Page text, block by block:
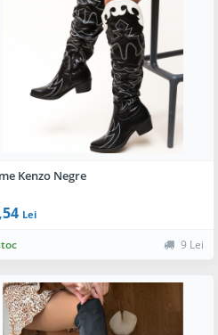
Kenzo Negre
Lei
9 Lei